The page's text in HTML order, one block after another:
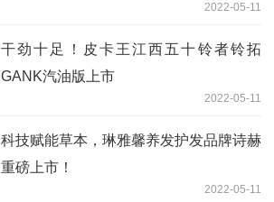
2022-05-11
干劲十足！皮卡王江西五十铃者铃拓
GANK汽油版上市
2022-05-11
科技赋能草本，琳雅馨养发护发品牌诗赫
重磅上市！
2022-05-11